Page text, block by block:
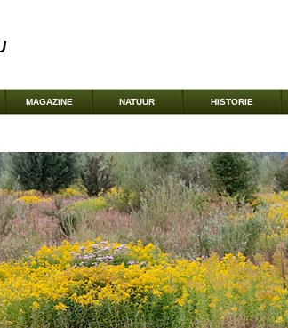
MAGAZINE NATUUR HISTORIE